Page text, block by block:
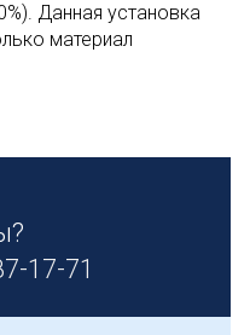
Данная установка
материал
17-71